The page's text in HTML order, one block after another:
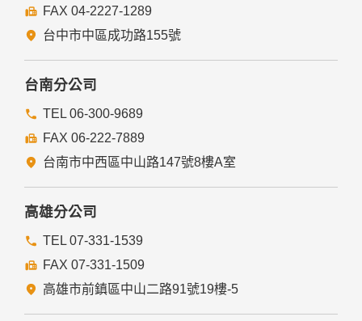
FAX 04-2227-1289
台中市中區成功路155號
台南分公司
TEL 06-300-9689
FAX 06-222-7889
台南市中西區中山路147號8樓A室
高雄分公司
TEL 07-331-1539
FAX 07-331-1509
高雄市前鎮區中山二路91號19樓-5